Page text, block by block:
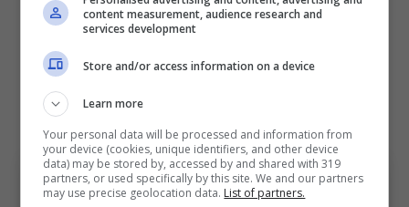
diritto o obbligo di riscatto, non è da
escludere in quel caso. E i nerazzurri sono
in entrata con il mediano ex Betis.
content measurement, audience research and
services development
Store and/or access information on a device
Learn more
Your personal data will be processed and information from
your device (cookies, unique identifiers, and other device
data) may be stored by, accessed by and shared with 319
partners, or used specifically by this site. We and our partners
may use precise geolocation data. List of partners.